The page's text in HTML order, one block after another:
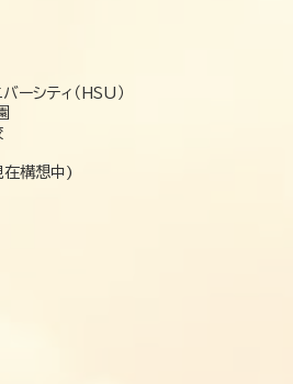
ーシティ（HSU）
構想中)